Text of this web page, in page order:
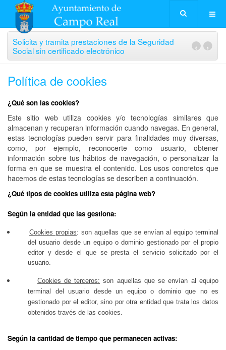
Solicita y tramita prestaciones de la Seguridad
Social sin certificado electrónico
›
‹
Política de cookies
¿Qué son las cookies?
Este sitio web utiliza cookies y/o tecnologías similares que
almacenan y recuperan información cuando navegas. En general,
estas tecnologías pueden servir para finalidades muy diversas,
como, por ejemplo, reconocerte como usuario, obtener
información sobre tus hábitos de navegación, o personalizar la
forma en que se muestra el contenido. Los usos concretos que
hacemos de estas tecnologías se describen a continuación.
¿Qué tipos de cookies utiliza esta página web?
Según la entidad que las gestiona:
Cookies propias: son aquellas que se envían al equipo terminal
del usuario desde un equipo o dominio gestionado por el propio
editor y desde el que se presta el servicio solicitado por el
usuario.
Cookies de terceros: son aquellas que se envían al equipo
terminal del usuario desde un equipo o dominio que no es
gestionado por el editor, sino por otra entidad que trata los datos
obtenidos través de las cookies.
Según la cantidad de tiempo que permanecen activas: